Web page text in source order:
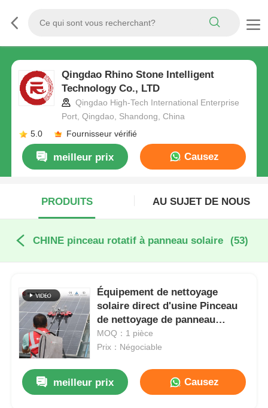
Qingdao Rhino Stone Intelligent
Technology Co., LTD
Qingdao High-Tech International Enterprise
Port, Qingdao, Shandong, China
5.0
Fournisseur vérifié
meilleur prix Causez
PRODUITS
AU SUJET DE NOUS
CHINE pinceau rotatif à panneau solaire (53)
Équipement de nettoyage
solaire direct d'usine Pinceau
de nettoyage de panneau
photovoltaïque électrique à
double tête Pinceau de
tige télescopique
MOQ：1 pièce
Prix：Négociable
meilleur prix Causez